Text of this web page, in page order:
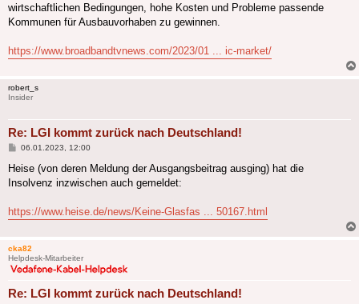
wirtschaftlichen Bedingungen, hohe Kosten und Probleme passende
Kommunen für Ausbauvorhaben zu gewinnen.
https://www.broadbandtvnews.com/2023/01 ... ic-market/
robert_s
Insider
Re: LGI kommt zurück nach Deutschland!
Beitrag
06.01.2023, 12:00
Heise (von deren Meldung der Ausgangsbeitrag ausging) hat die
Insolvenz inzwischen auch gemeldet:
https://www.heise.de/news/Keine-Glasfas ... 50167.html
cka82
Helpdesk-Mitarbeiter
Re: LGI kommt zurück nach Deutschland!